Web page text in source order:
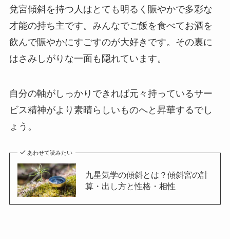
兌宮傾斜を持つ人はとても明るく賑やかで多彩な
才能の持ち主です。みんなでご飯を食べてお酒を
飲んで賑やかにすごすのが大好きです。その裏に
はさみしがりな一面も隠れています。
自分の軸がしっかりできれば元々持っているサー
ビス精神がより素晴らしいものへと昇華するでし
ょう。
あわせて読みたい
九星気学の傾斜とは？傾斜宮の計
算・出し方と性格・相性